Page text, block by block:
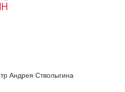
Андрея Стволыгина